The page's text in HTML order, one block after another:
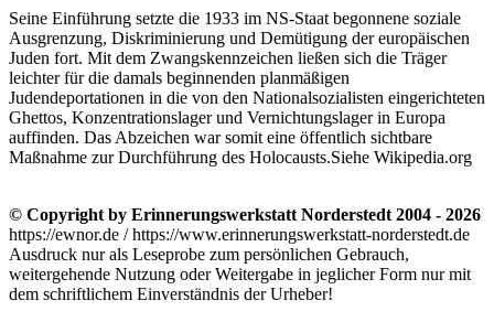
Seine Einführung setzte die 1933 im NS-Staat begonnene soziale
Ausgrenzung, Diskriminierung und Demütigung der europäischen
Juden fort. Mit dem Zwangskennzeichen ließen sich die Träger
leichter für die damals beginnenden planmäßigen
Judendeportationen in die von den Nationalsozialisten eingerichteten
Ghettos, Konzentrationslager und Vernichtungslager in Europa
auffinden. Das Abzeichen war somit eine öffentlich sichtbare
Maßnahme zur Durchführung des Holocausts.Siehe Wikipedia.org
© Copyright by Erinnerungswerkstatt Norderstedt 2004 - 2026
https://ewnor.de / https://www.erinnerungswerkstatt-norderstedt.de
Ausdruck nur als Leseprobe zum persönlichen Gebrauch,
weitergehende Nutzung oder Weitergabe in jeglicher Form nur mit
dem schriftlichem Einverständnis der Urheber!